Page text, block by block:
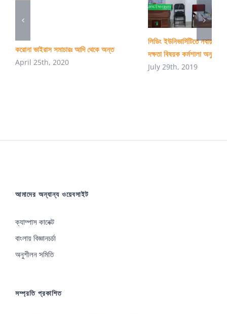
করোনা ভাইরাস সমাচারঃ আদি থেকে অন্ত
April 25th, 2020
লিডিং ইউনিভার্সিটিতে
দক্ষতা বিষয়ক কর্মশালা অনুষ্ঠিত
July 29th, 2019
আমাদের অন্যান্য ওয়েবসাইট
ক্যাম্পাস কানেক্ট
বাংলায় বিজ্ঞানচর্চা
অনুশীলন সমিতি
সম্প্রতি প্রকাশিত